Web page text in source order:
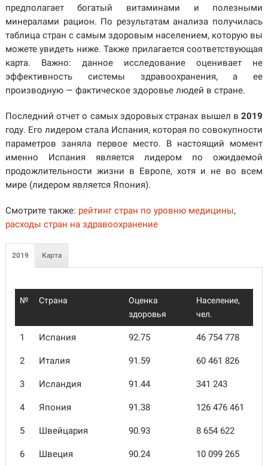
предполагает богатый витаминами и полезными
минералами рацион. По результатам анализа получилась
таблица стран с самым здоровым населением, которую вы
можете увидеть ниже. Также прилагается соответствующая
карта. Важно: данное исследование оценивает не
эффективность системы здравоохранения, а ее
производную — фактическое здоровье людей в стране.
Последний отчет о самых здоровых странах вышел в2019
году. Его лидером стала Испания, которая по совокупности
параметров заняла первое место. В настоящий момент
именно Испания является лидером по ожидаемой
продожлительности жизни в Европе, хотя и не во всем
мире (лидером является Япония).
Смотрите также: рейтинг стран по уровню медицины,
расходы стран на здравоохранение
2019 Карта
№ Страна
Оценка
здоровья
Население,
чел.
1 Испания 92.75 46 754 778
2 Италия 91.59 60 461 826
3 Исландия 91.44 341 243
4 Япония 91.38 126 476 461
5 Швейцария 90.93 8 654 622
6 Швеция 90.24 10 099 265